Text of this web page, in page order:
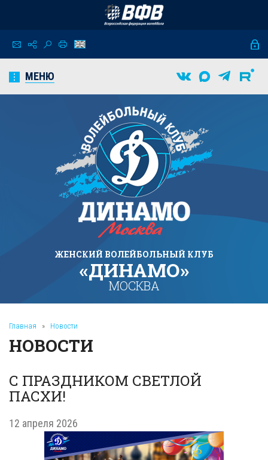
МЕНЮ
ЖЕНСКИЙ ВОЛЕЙБОЛЬНЫЙ КЛУБ
«ДИНАМО»
МОСКВА
Главная » Новости
НОВОСТИ
С ПРАЗДНИКОМ СВЕТЛОЙ
ПАСХИ!
12 апреля 2026